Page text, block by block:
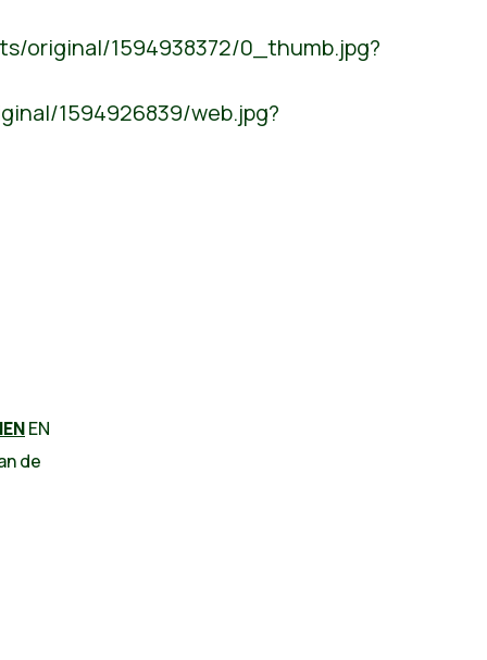
original/1594938372/0_thumb.jpg?
1594926839/web.jpg?
EN
de